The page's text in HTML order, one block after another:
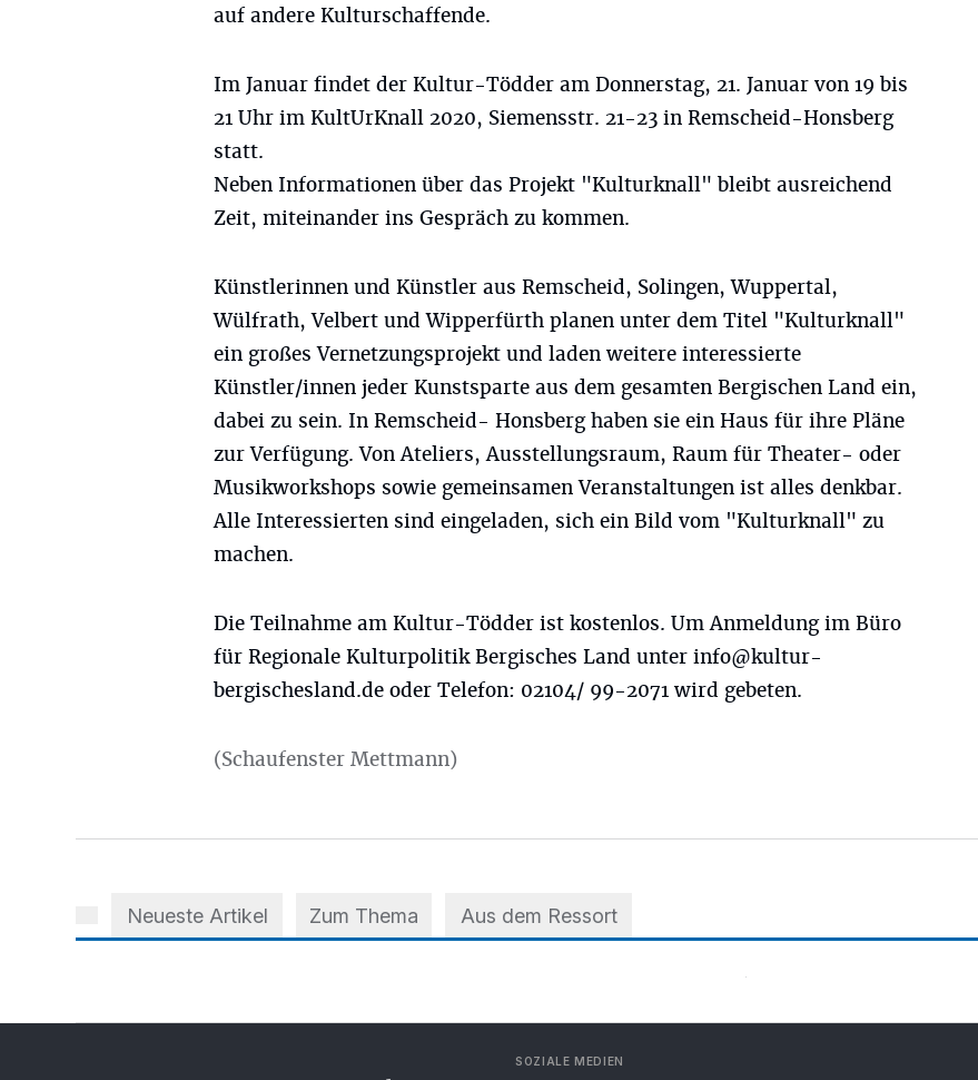
auf andere Kulturschaffende.
Im Januar findet der Kultur-Tödder am Donnerstag, 21. Januar von 19 bis
21 Uhr im KultUrKnall 2020, Siemensstr. 21-23 in Remscheid-Honsberg
statt.
Neben Informationen über das Projekt "Kulturknall" bleibt ausreichend
Zeit, miteinander ins Gespräch zu kommen.
Künstlerinnen und Künstler aus Remscheid, Solingen, Wuppertal,
Wülfrath, Velbert und Wipperfürth planen unter dem Titel "Kulturknall"
ein großes Vernetzungsprojekt und laden weitere interessierte
Künstler/innen jeder Kunstsparte aus dem gesamten Bergischen Land ein,
dabei zu sein. In Remscheid- Honsberg haben sie ein Haus für ihre Pläne
zur Verfügung. Von Ateliers, Ausstellungsraum, Raum für Theater- oder
Musikworkshops sowie gemeinsamen Veranstaltungen ist alles denkbar.
Alle Interessierten sind eingeladen, sich ein Bild vom "Kulturknall" zu
machen.
Die Teilnahme am Kultur-Tödder ist kostenlos. Um Anmeldung im Büro
für Regionale Kulturpolitik Bergisches Land unter info@kultur-
bergischesland.de oder Telefon: 02104/ 99-2071 wird gebeten.
(Schaufenster Mettmann)
Neueste Artikel Zum Thema Aus dem Ressort
SOZIALE MEDIEN